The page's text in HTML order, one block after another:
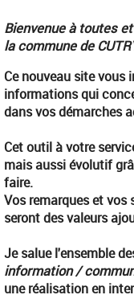
Bienvenue à toutes
la commune de
Ce nouveau site vous
informations qui
dans vos démarches
Cet outil à votre
mais aussi évolutif
faire.
Vos remarques et vos
seront des valeurs
Je salue l'ensemble
information /
une réalisation en